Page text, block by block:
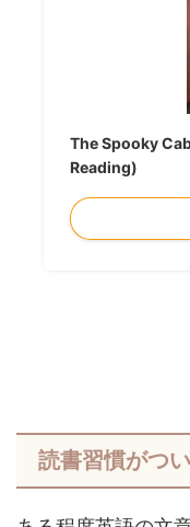
The Spooky
Reading)
読書習慣がつ